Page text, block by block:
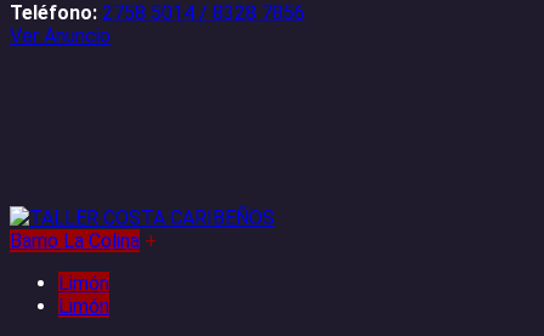
Teléfono: 2758 5014 / 8328 7856
Ver Anuncio
Barrio La Colina +
Limón
Limón